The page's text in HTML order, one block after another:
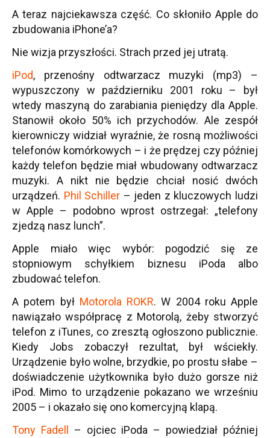
A teraz najciekawsza część. Co skłoniło Apple do
zbudowania iPhone’a?
Nie wizja przyszłości. Strach przed jej utratą.
iPod, przenośny odtwarzacz muzyki (mp3) –
wypuszczony w październiku 2001 roku – był
wtedy maszyną do zarabiania pieniędzy dla Apple.
Stanowił około 50% ich przychodów. Ale zespół
kierowniczy widział wyraźnie, że rosną możliwości
telefonów komórkowych – i że prędzej czy później
każdy telefon będzie miał wbudowany odtwarzacz
muzyki. A nikt nie będzie chciał nosić dwóch
urządzeń. Phil Schiller – jeden z kluczowych ludzi
w Apple – podobno wprost ostrzegał: „telefony
zjedzą nasz lunch”.
Apple miało więc wybór: pogodzić się ze
stopniowym schyłkiem biznesu iPoda albo
zbudować telefon.
A potem był Motorola ROKR. W 2004 roku Apple
nawiązało współpracę z Motorolą, żeby stworzyć
telefon z iTunes, co zresztą ogłoszono publicznie.
Kiedy Jobs zobaczył rezultat, był wściekły.
Urządzenie było wolne, brzydkie, po prostu słabe –
doświadczenie użytkownika było dużo gorsze niż
iPod. Mimo to urządzenie pokazano we wrześniu
2005 – i okazało się ono komercyjną klapą.
Tony Fadell
– ojciec iPoda – powiedział później